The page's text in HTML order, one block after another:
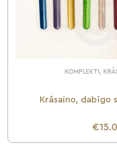
KOMPLEKTI,
Krāsaino, dabīgo
UZZINI